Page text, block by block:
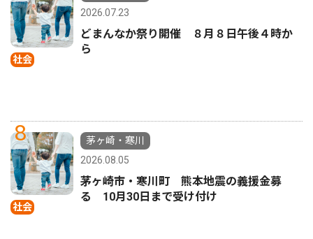
社会
2026.07.23
どまんなか祭り開催 ８月８日午後４時か
ら
8
社会
茅ヶ崎・寒川
2026.08.05
茅ヶ崎市・寒川町 熊本地震の義援金募
る 10月30日まで受け付け